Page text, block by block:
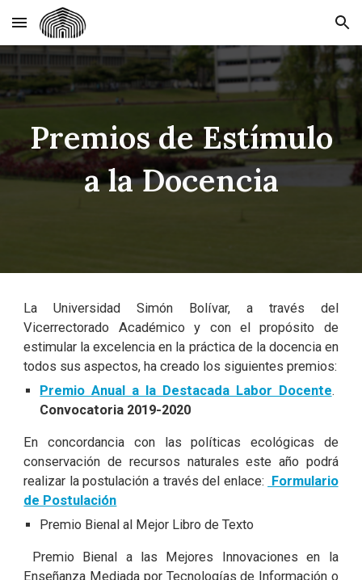
Skip to main content Skip to navigation
Premios de Estímulo
a la Docencia
La Universidad Simón Bolívar, a través del
Vicerrectorado Académico y con el propósito de
estimular la excelencia en la práctica de la docencia en
todos sus aspectos, ha creado los siguientes premios:
Premio Anual a la Destacada Labor Docente.
Convocatoria 2019-2020
En concordancia con las políticas ecológicas de
conservación de recursos naturales este año podrá
realizar la postulación a través del enlace: Formulario
de Postulación
Premio Bienal al Mejor Libro de Texto
Premio Bienal a las Mejores Innovaciones en la
Enseñanza Mediada por Tecnologías de Información o